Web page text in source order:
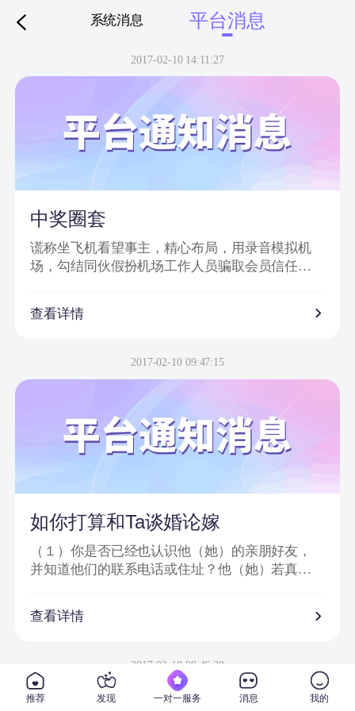
系统消息 平台消息
下拉刷新
2017-02-10 14:11:27
中奖圈套
谎称坐飞机看望事主，精心布局，用录音模拟机
场，勾结同伙假扮机场工作人员骗取会员信任，
诈骗特点：
信息或节目邀请嘉宾、网站会员为信件内容；
2、骗子以＂消息提示员XX＂、＂送礼员XX＂等
3、把中奖诈骗信息发到会员手机上，要求会员登
录一个钓鱼网站进行汇款；
4、虚假信息为避免系统筛查及一般由大量符号或
查看详情
2017-02-10 09:47:15
如你打算和Ta谈婚论嫁
（１）你是否已经也认识他（她）的亲朋好友，
并知道他们的联系电话或住址？他（她）若真心
私人社交圈子。
信他（她）真的在那里从事着他（她）所说的工
作？
查看详情
2017-02-10 09:46:30
推荐 发现 一对一服务 消息 我的